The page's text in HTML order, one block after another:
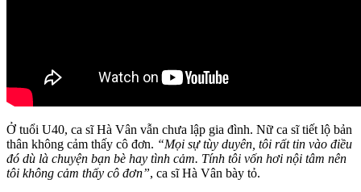
Ở tuổi U40, ca sĩ Hà Vân vẫn chưa lập gia đình. Nữ ca sĩ tiết lộ bản
thân không cảm thấy cô đơn. “Mọi sự tùy duyên, tôi rất tin vào điều
đó dù là chuyện bạn bè hay tình cảm. Tính tôi vốn hơi nội tâm nên
tôi không cảm thấy cô đơn”, ca sĩ Hà Vân bày tỏ.